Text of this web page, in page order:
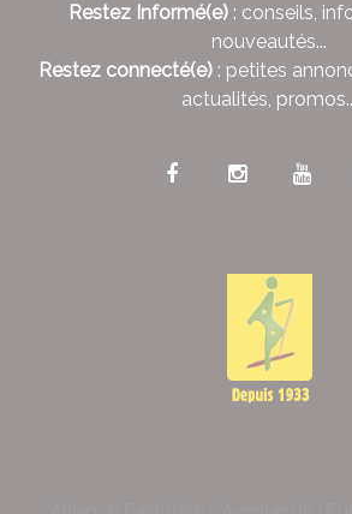
Restez Informé(e): conseils,
nouveautés...
Restez connecté(e): petites
actualités,